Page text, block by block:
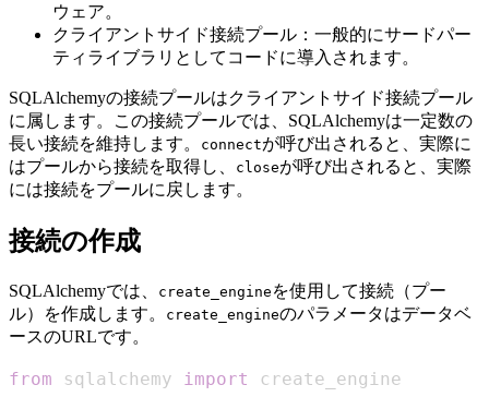
ウェア。
クライアントサイド接続プール：一般的にサードパー
ティライブラリとしてコードに導入されます。
SQLAlchemyの接続プールはクライアントサイド接続プール
に属します。この接続プールでは、SQLAlchemyは一定数の
長い接続を維持します。
connectが呼び出されると、実際に
はプールから接続を取得し、
closeが呼び出されると、実際
には接続をプールに戻します。
接続の作成
SQLAlchemyでは、 create_engine を使用して接続（プー
ル）を作成します。
create_engineのパラメータはデータベ
ースのURLです。
from sqlalchemy import